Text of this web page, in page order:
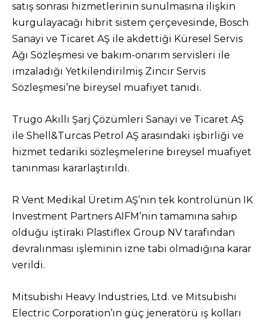
satış sonrası hizmetlerinin sunulmasına ilişkin
kurgulayacağı hibrit sistem çerçevesinde, Bosch
Sanayi ve Ticaret AŞ ile akdettiği Küresel Servis
Ağı Sözleşmesi ve bakım-onarım servisleri ile
imzaladığı Yetkilendirilmiş Zincir Servis
Sözleşmesi’ne bireysel muafiyet tanıdı.
Trugo Akıllı Şarj Çözümleri Sanayi ve Ticaret AŞ
ile Shell&Turcas Petrol AŞ arasındaki işbirliği ve
hizmet tedariki sözleşmelerine bireysel muafiyet
tanınması kararlaştırıldı.
R Vent Medikal Üretim AŞ’nin tek kontrolünün IK
Investment Partners AIFM’nin tamamına sahip
olduğu iştiraki Plastiflex Group NV tarafından
devralınması işleminin izne tabi olmadığına karar
verildi.
Mitsubishi Heavy Industries, Ltd. ve Mitsubishi
Electric Corporation’ın güç jeneratörü iş kolları